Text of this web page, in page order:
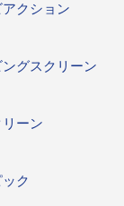
クション
グスクリーン
ーン
ック